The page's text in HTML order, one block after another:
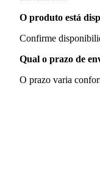
O produto está
Confirme
Qual o prazo de
O prazo varia